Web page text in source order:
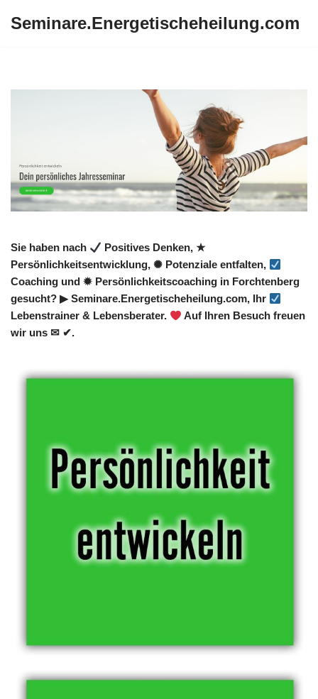
Seminare.Energetischeheilung.com
Sie haben nach
Positives Denken, ★
Persönlichkeitsentwicklung, ✺ Potenziale entfalten,
Coaching und ✹ Persönlichkeitscoaching in Forchtenberg
gesucht? ▶︎ Seminare.Energetischeheilung.com, Ihr
Lebenstrainer & Lebensberater.
Auf Ihren Besuch freuen
wir uns ✉ ✔.